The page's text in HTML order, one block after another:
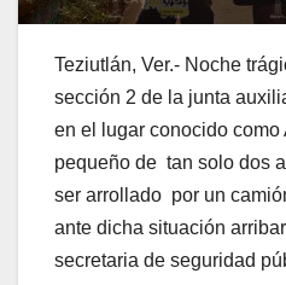
Teziutlán, Ver.- Noche
sección 2 de la junta
en el lugar conocido
pequeño de tan solo dos
ser arrollado por un
ante dicha situación
secretaria de seguridad